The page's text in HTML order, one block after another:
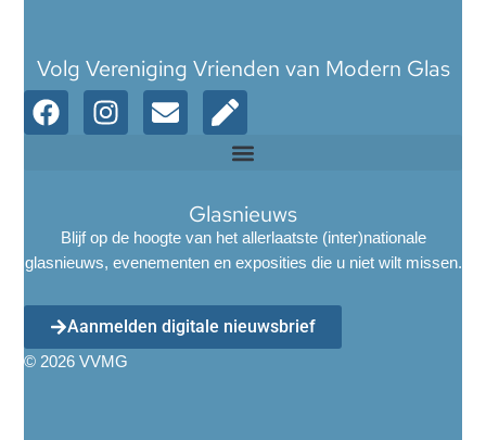
Volg Vereniging Vrienden van Modern Glas
Glasnieuws
Blijf op de hoogte van het allerlaatste (inter)nationale
glasnieuws, evenementen en exposities die u niet wilt missen.
Aanmelden digitale nieuwsbrief
© 2026 VVMG